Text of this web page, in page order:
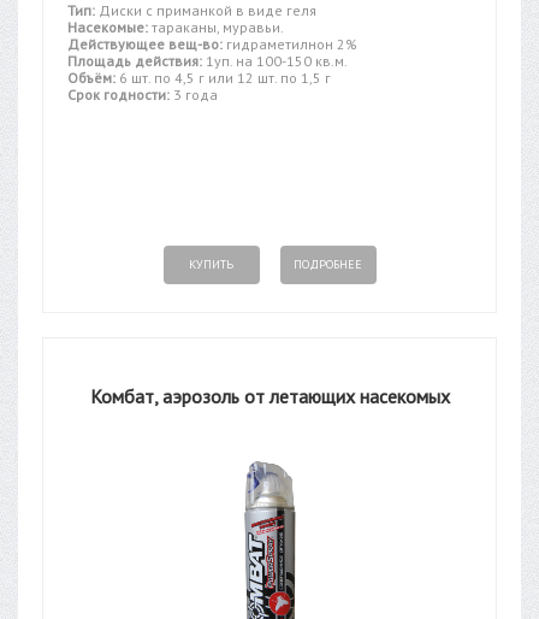
Тип: Диски с приманкой в виде геля
Насекомые: тараканы, муравьи.
Действующее вещ-во: гидраметилнон 2%
Площадь действия: 1уп. на 100-150 кв.м.
Объём: 6 шт. по 4,5 г или 12 шт. по 1,5 г
Срок годности: 3 года
КУПИТЬ ПОДРОБНЕЕ
Комбат, аэрозоль от летающих насекомых